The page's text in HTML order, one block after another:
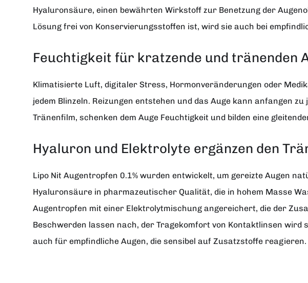
Hyaluronsäure, einen bewährten Wirkstoff zur Benetzung der
Lösung frei von Konservierungsstoffen ist, wird sie auch bei
Feuchtigkeit für kratzende und tränenden
Klimatisierte Luft, digitaler Stress, Hormonveränderungen oder
jedem Blinzeln. Reizungen entstehen und das Auge kann anfangen
Tränenfilm, schenken dem Auge Feuchtigkeit und bilden eine
Hyaluron und Elektrolyte ergänzen den
Lipo Nit Augentropfen 0.1% wurden entwickelt, um gereizte Augen
Hyaluronsäure in pharmazeutischer Qualität, die in hohem Masse
Augentropfen mit einer Elektrolytmischung angereichert, die der
Beschwerden lassen nach, der Tragekomfort von Kontaktlinsen
auch für empfindliche Augen, die sensibel auf Zusatzstoffe reagieren.